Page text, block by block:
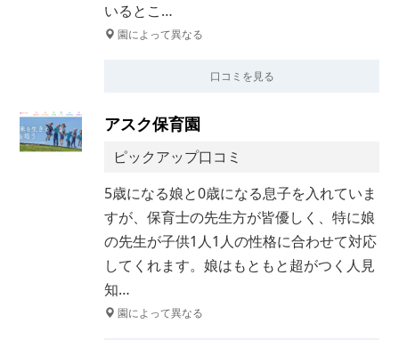
いるとこ…
園によって異なる
口コミを見る
アスク保育園
ピックアップ口コミ
5歳になる娘と0歳になる息子を入れていま
すが、保育士の先生方が皆優しく、特に娘
の先生が子供1人1人の性格に合わせて対応
してくれます。娘はもともと超がつく人見
知…
園によって異なる